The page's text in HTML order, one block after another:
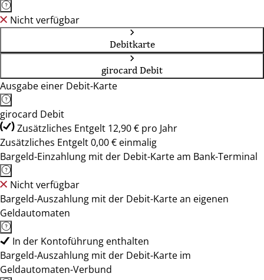
Nicht verfügbar
Debitkarte
girocard Debit
Ausgabe einer Debit-Karte
girocard Debit
Zusätzliches Entgelt 12,90 € pro Jahr
Zusätzliches Entgelt 0,00 € einmalig
Bargeld-Einzahlung mit der Debit-Karte am Bank-Terminal
Nicht verfügbar
Bargeld-Auszahlung mit der Debit-Karte an eigenen
Geldautomaten
In der Kontoführung enthalten
Bargeld-Auszahlung mit der Debit-Karte im
Geldautomaten-Verbund